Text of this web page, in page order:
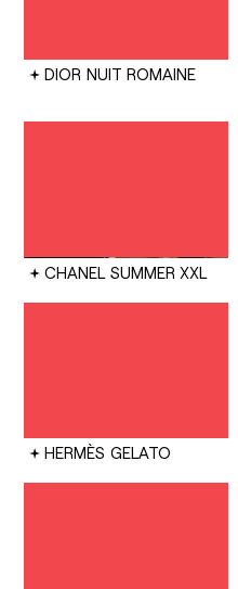
DIOR NUIT ROMAINE
CHANEL SUMMER XXL
HERMÈS GELATO